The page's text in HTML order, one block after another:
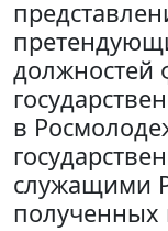
должностей
в
служащими
полученных